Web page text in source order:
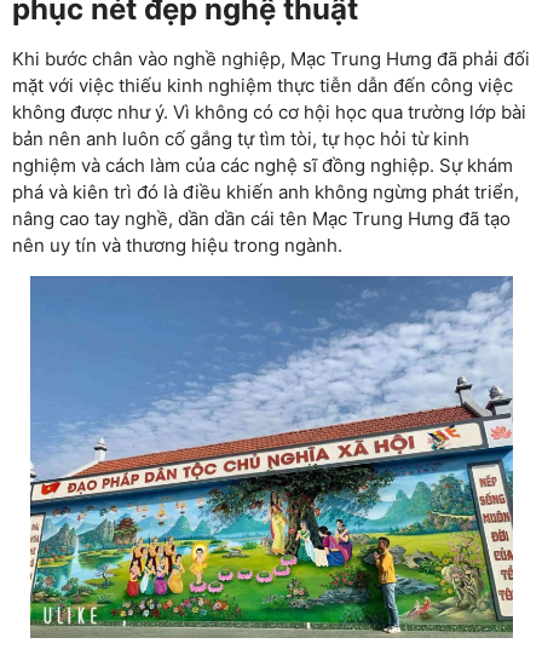
phục nét đẹp nghệ thuật
Khi bước chân vào nghề nghiệp, Mạc Trung Hưng đã phải đối
mặt với việc thiếu kinh nghiệm thực tiễn dẫn đến công việc
không được như ý. Vì không có cơ hội học qua trường lớp bài
bản nên anh luôn cố gắng tự tìm tòi, tự học hỏi từ kinh
nghiệm và cách làm của các nghệ sĩ đồng nghiệp. Sự khám
phá và kiên trì đó là điều khiến anh không ngừng phát triển,
nâng cao tay nghề, dần dần cái tên Mạc Trung Hưng đã tạo
nên uy tín và thương hiệu trong ngành.